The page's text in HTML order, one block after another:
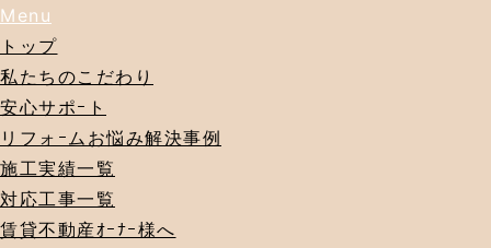
Menu
トップ
私たちのこだわり
安心サポｰト
リフォｰムお悩み解決事例
施工実績一覧
対応工事一覧
賃貸不動産ｵｰﾅｰ様へ